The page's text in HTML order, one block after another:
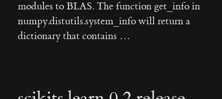
modules to BLAS. The function get_info in
numpy.distutils.system_info will return a
dictionary that contains …